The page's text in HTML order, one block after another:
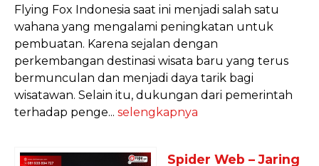
Flying Fox Indonesia saat ini menjadi salah satu
wahana yang mengalami peningkatan untuk
pembuatan. Karena sejalan dengan
perkembangan destinasi wisata baru yang terus
bermunculan dan menjadi daya tarik bagi
wisatawan. Selain itu, dukungan dari pemerintah
terhadap penge... selengkapnya
Spider Web – Jaring